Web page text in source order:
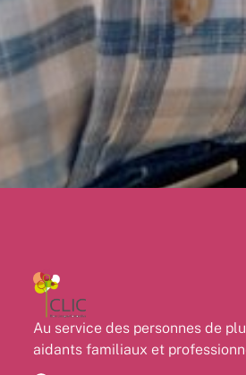
Au service des personnes de
aidants familiaux et